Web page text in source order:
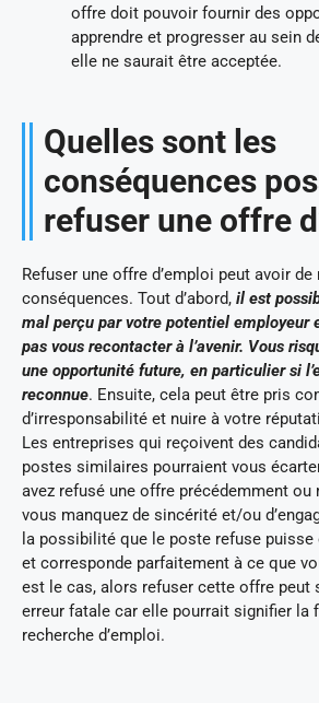
offre doit pouvoir fournir des
apprendre et progresser au sein
elle ne saurait être acceptée.
Quelles sont les
conséquences
refuser une offre
Refuser une offre d’emploi peut avoir de
conséquences. Tout d’abord, il est
mal perçu par votre potentiel employeur
pas vous recontacter à l’avenir. Vous
une opportunité future, en particulier si
reconnue. Ensuite, cela peut être pris
d’irresponsabilité et nuire à votre
Les entreprises qui reçoivent des
postes similaires pourraient vous
avez refusé une offre précédemment
vous manquez de sincérité et/ou
la possibilité que le poste refuse
et corresponde parfaitement à ce que
est le cas, alors refuser cette offre peut
erreur fatale car elle pourrait signifier la
recherche d’emploi.